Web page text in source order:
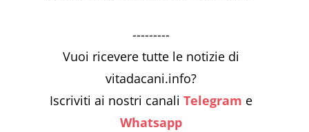
---------
Vuoi ricevere tutte le notizie di
vitadacani.info?
Iscriviti ai nostri canaliTelegram e
Whatsapp